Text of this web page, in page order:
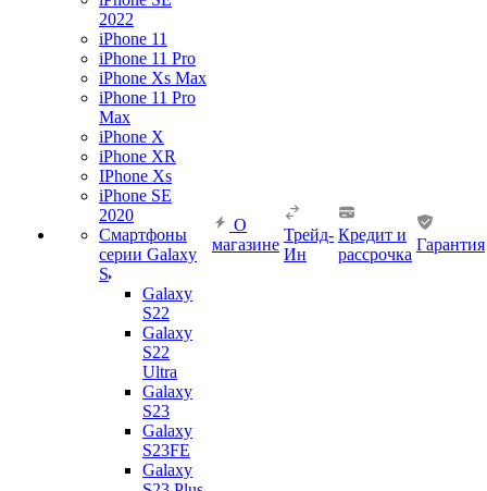
2022
iPhone 11
iPhone 11 Pro
iPhone Xs Max
iPhone 11 Pro
Max
iPhone X
iPhone XR
IPhone Xs
iPhone SE
2020
Смартфоны
серии Galaxy
S
Galaxy
S22
Galaxy
S22
Ultra
Galaxy
S23
Galaxy
S23FE
Galaxy
О
магазине
Трейд-
Ин
Кредит и
рассрочка
Гарантия